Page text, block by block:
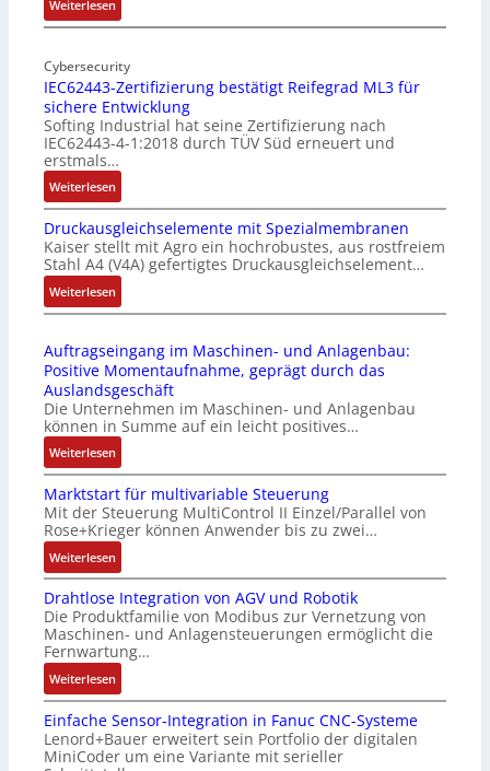
-
n
d
u
s
t
r
i
e
-
P
C
l
ä
s
t
s
i
c
h
f
l
e
x
i
b
e
l
f
ü
r
i
e
Weiterlesen:
M
b
i
l
f
u
n
k
m
o
d
u
l
e
r
i
n
g
e
n
G
u
n
d
G
a
u
d
n
R
Cybersecurity
IEC62443-Zertifizierung bestätigt Reifegrad ML3 für
sichere Entwicklung
Softing Industrial hat seine Zertifizierung nach
IEC62443-4-1:2018 durch TÜV Süd erneuert und
erstmals…
Weiterlesen:
I
E
6
2
4
3
-
Z
e
r
t
i
f
i
z
i
e
u
n
g
b
e
s
t
ä
Druckausgleichselemente mit Spezialmembranen
Kaiser stellt mit Agro ein hochrobustes, aus rostfreiem
Stahl A4 (V4A) gefertigtes Druckausgleichselement…
Weiterlesen:
D
u
c
k
a
u
s
g
l
e
i
c
h
e
l
e
m
e
n
t
Auftragseingang im Maschinen- und Anlagenbau:
Positive Momentaufnahme, geprägt durch das
Auslandsgeschäft
Die Unternehmen im Maschinen- und Anlagenbau
können in Summe auf ein leicht positives…
Weiterlesen:
A
u
f
t
r
a
g
s
e
i
n
g
a
n
g
Marktstart für multivariable Steuerung
Mit der Steuerung MultiControl II Einzel/Parallel von
Rose+Krieger können Anwender bis zu zwei…
Weiterlesen:
M
a
r
k
t
s
t
a
r
t
Drahtlose Integration von AGV und Robotik
Die Produktfamilie von Modibus zur Vernetzung von
Maschinen- und Anlagensteuerungen ermöglicht die
Fernwartung…
Weiterlesen:
D
r
a
h
Einfache Sensor-Integration in Fanuc CNC-Systeme
Lenord+Bauer erweitert sein Portfolio der digitalen
MiniCoder um eine Variante mit serieller